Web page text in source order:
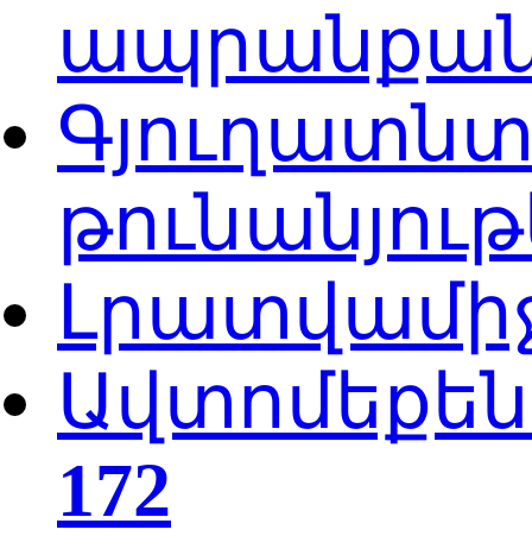
172